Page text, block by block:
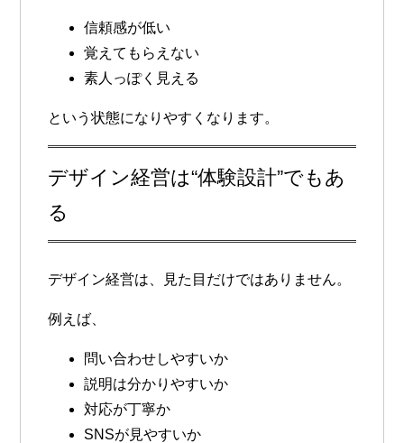
信頼感が低い
覚えてもらえない
素人っぽく見える
という状態になりやすくなります。
デザイン経営は“体験設計”でもあ
る
デザイン経営は、見た目だけではありません。
例えば、
問い合わせしやすいか
説明は分かりやすいか
対応が丁寧か
SNSが見やすいか